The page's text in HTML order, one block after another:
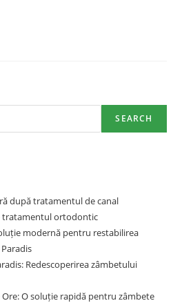
SEARCH
după tratamentul de canal
tratamentul ortodontic
modernă pentru restabilirea
Redescoperirea zâmbetului
O soluție rapidă pentru zâmbete